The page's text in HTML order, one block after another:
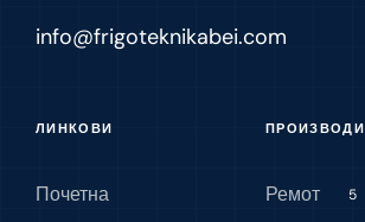
info@frigoteknikabei.com
ЛИНКОВИ
Почетна
ПРОИЗВОДИ
Ремот 5